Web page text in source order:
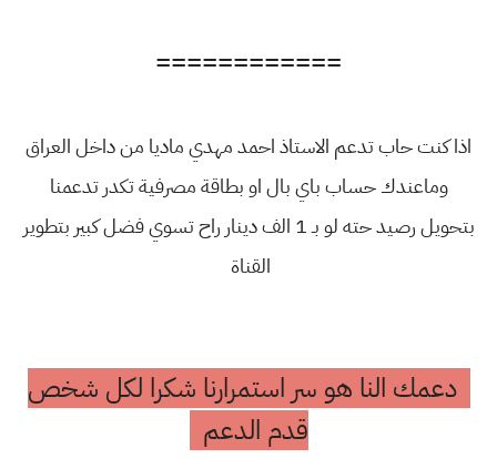
============
اذا كنت حاب تدعم الاستاذ احمد مهدي ماديا من داخل العراق
وماعندك حساب باي بال او بطاقة مصرفية تكدر تدعمنا
بتحويل رصيد حته لو بـ 1 الف دينار راح تسوي فضل كبير بتطوير
القناة
دعمك النا هو سر استمرارنا شكرا لكل شخص
قدم الدعم